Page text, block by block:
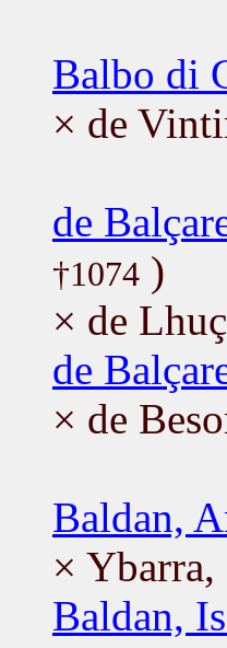
Balbo di
× de
de
†1074 )
× de
de
× de
Baldan,
×
Baldan,